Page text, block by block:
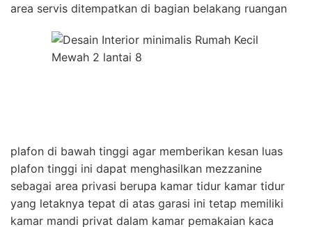
area servis ditempatkan di bagian belakang ruangan
plafon di bawah tinggi agar memberikan kesan luas
plafon tinggi ini dapat menghasilkan mezzanine
sebagai area privasi berupa kamar tidur kamar tidur
yang letaknya tepat di atas garasi ini tetap memiliki
kamar mandi privat dalam kamar pemakaian kaca